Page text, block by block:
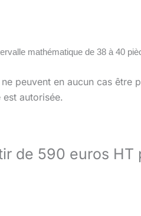
mathématique de 38 à 40
peuvent en aucun cas
autorisée.
de 590 euros HT